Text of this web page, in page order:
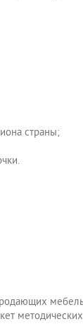
страны;